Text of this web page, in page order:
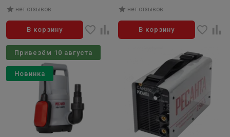
нет отзывов
В корзину
нет отзывов
В корзину
Привезём 10 августа
Новинка